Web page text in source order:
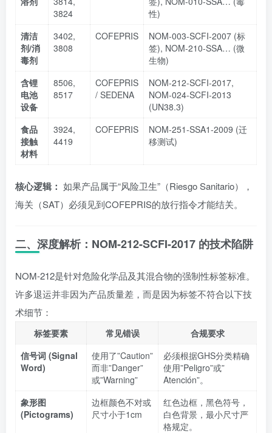
3824
性)
清洁
剂/消
毒剂
3402,
3808
COFEPRIS
NOM-003-SCFI-2007 (标
签), NOM-210-SSA… (微
生物)
含锂
电池
设备
8506,
8517
COFEPRIS
/ SEDENA
NOM-212-SCFI-2017,
NOM-024-SCFI-2013
(UN38.3)
食品
接触
材料
3924,
4419
COFEPRIS
NOM-251-SSA1-2009 (迁
移测试)
核心逻辑： 如果产品属于“风险卫生”（Riesgo Sanitario），
海关（SAT）必须见到COFEPRIS的放行指令才能结关。
二、深度解析：NOM-212-SCFI-2017 的技术陷阱
NOM-212是针对危险化学品及其混合物的强制性标签标准。
许多退运并非因为产品质量差，而是因为标签不符合以下技
术细节：
标签要素 常见错误
合规要求
信号词 (Signal
Word)
使用了”Caution”
而非”Danger”
或”Warning”
必须根据GHS分类精确
使用”Peligro”或”
Atención”。
象形图
(Pictograms)
边框颜色不对或
尺寸小于1cm
红色边框，黑色符号，
白色背景，最小尺寸严
格规定。